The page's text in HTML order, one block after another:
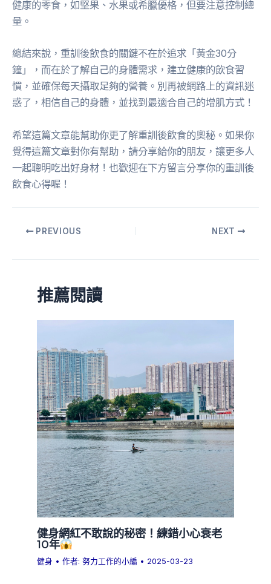
健康的零食，如堅果、水果或希臘優格，但要注意控制總
量。
總結來說，重訓後飲食的關鍵不在於追求「黃金30分
鐘」，而在於了解自己的身體需求，建立健康的飲食習
慣，並確保每天攝取足夠的營養。別再被網路上的資訊迷
惑了，相信自己的身體，並找到最適合自己的增肌方式！
希望這篇文章能幫助你更了解重訓後飲食的奧秘。如果你
覺得這篇文章對你有幫助，請分享給你的朋友，讓更多人
一起聰明吃出好身材！也歡迎在下方留言分享你的重訓後
飲食心得喔！
PREVIOUS NEXT
推薦閱讀
健身網紅不敢說的秘密！練錯小心衰老
10年
健身 • 作者:努力工作的小編 • 2025-03-23